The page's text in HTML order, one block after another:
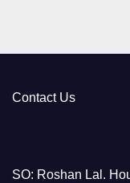
Contact Us
SO: Roshan Lal.